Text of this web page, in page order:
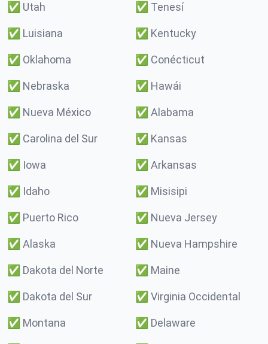
✅ Utah ✅ Tenesí
✅ Luisiana ✅ Kentucky
✅ Oklahoma ✅ Conécticut
✅ Nebraska ✅ Hawái
✅ Nueva México ✅ Alabama
✅ Carolina del Sur ✅ Kansas
✅ Iowa ✅ Arkansas
✅ Idaho ✅ Misisipi
✅ Puerto Rico ✅ Nueva Jersey
✅ Alaska ✅ Nueva Hampshire
✅ Dakota del Norte ✅ Maine
✅ Dakota del Sur ✅ Virginia Occidental
✅ Montana ✅ Delaware